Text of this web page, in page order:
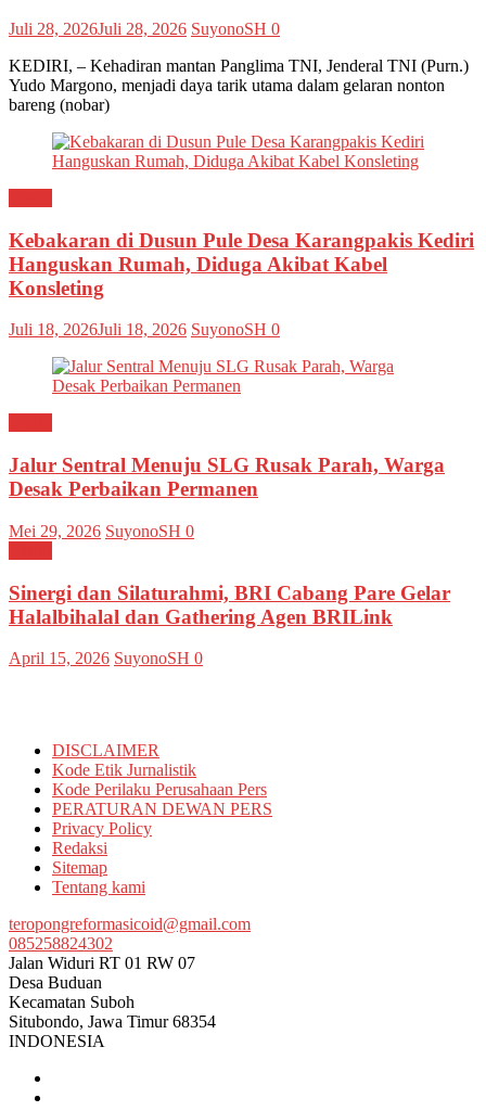
Juli 28, 2026Juli 28, 2026 SuyonoSH 0
KEDIRI, – Kehadiran mantan Panglima TNI, Jenderal TNI (Purn.)
Yudo Margono, menjadi daya tarik utama dalam gelaran nonton
bareng (nobar)
Kebakaran di Dusun Pule Desa Karangpakis Kediri
Hanguskan Rumah, Diduga Akibat Kabel
Konsleting
Juli 18, 2026Juli 18, 2026 SuyonoSH 0
Jalur Sentral Menuju SLG Rusak Parah, Warga
Desak Perbaikan Permanen
Mei 29, 2026 SuyonoSH 0
Sinergi dan Silaturahmi, BRI Cabang Pare Gelar
Halalbihalal dan Gathering Agen BRILink
April 15, 2026 SuyonoSH 0
DISCLAIMER
Kode Etik Jurnalistik
Kode Perilaku Perusahaan Pers
PERATURAN DEWAN PERS
Privacy Policy
Redaksi
Sitemap
Tentang kami
teropongreformasicoid@gmail.com
085258824302
Jalan Widuri RT 01 RW 07
Desa Buduan
Kecamatan Suboh
Situbondo, Jawa Timur 68354
INDONESIA